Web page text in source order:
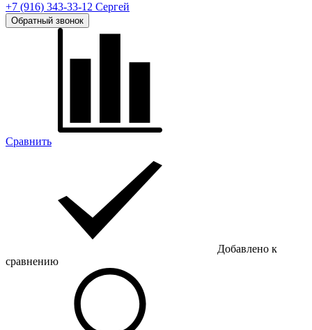
+7 (916) 343-33-12 Сергей
Обратный звонок
Сравнить
Добавлено к
сравнению